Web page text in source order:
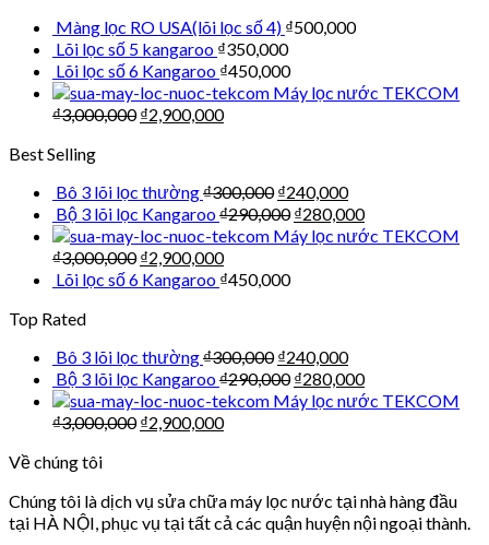
Màng lọc RO USA(lõi lọc số 4) ₫500,000
Lõi lọc số 5 kangaroo ₫350,000
Lõi lọc số 6 Kangaroo ₫450,000
Máy lọc nước TEKCOM
₫3,000,000 ₫2,900,000
Best Selling
Bô 3 lõi lọc thường₫300,000 ₫240,000
Bộ 3 lõi lọc Kangaroo₫290,000 ₫280,000
Máy lọc nước TEKCOM
₫3,000,000 ₫2,900,000
Lõi lọc số 6 Kangaroo ₫450,000
Top Rated
Bô 3 lõi lọc thường₫300,000 ₫240,000
Bộ 3 lõi lọc Kangaroo₫290,000 ₫280,000
Máy lọc nước TEKCOM
₫3,000,000 ₫2,900,000
Về chúng tôi
Chúng tôi là dịch vụ sửa chữa máy lọc nước tại nhà hàng đầu
tại HÀ NỘI, phục vụ tại tất cả các quận huyện nội ngoại thành.